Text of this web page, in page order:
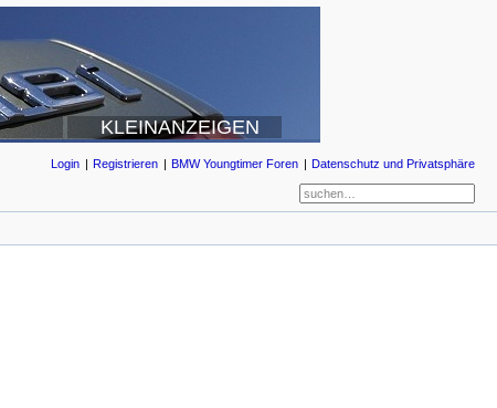
KLEINANZEIGEN
Login Registrieren BMW Youngtimer Foren Datenschutz und Privatsphäre